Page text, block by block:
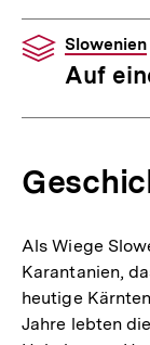
Slowenien
Auf
Als Wiege
Karantanien,
heutige
Jahre lebten